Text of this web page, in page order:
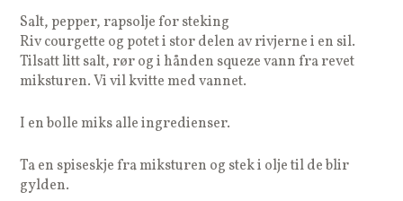
Salt, pepper, rapsolje for steking
Riv courgette og potet i stor delen av rivjerne i en sil.
Tilsatt litt salt, rør og i hånden squeze vann fra revet
miksturen. Vi vil kvitte med vannet.
I en bolle miks alle ingredienser.
Ta en spiseskje fra miksturen og stek i olje til de blir
gylden.